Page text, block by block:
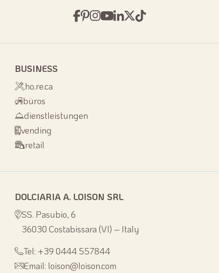
DOLCIARIA A. LOISON SRL
SS. Pasubio, 6
36030 Costabissara (VI) – Italy
Tel: +39 0444 557844
Email: loison@loison.com
BUSINESS
ho.re.ca
büros
dienstleistungen
vending
retail